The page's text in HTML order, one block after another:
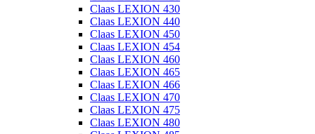
Claas LEXION 430
Claas LEXION 440
Claas LEXION 450
Claas LEXION 454
Claas LEXION 460
Claas LEXION 465
Claas LEXION 466
Claas LEXION 470
Claas LEXION 475
Claas LEXION 480